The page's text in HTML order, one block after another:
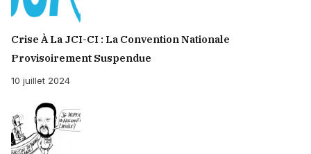
Crise À La JCI-CI : La Convention Nationale
Provisoirement Suspendue
10 juillet 2024